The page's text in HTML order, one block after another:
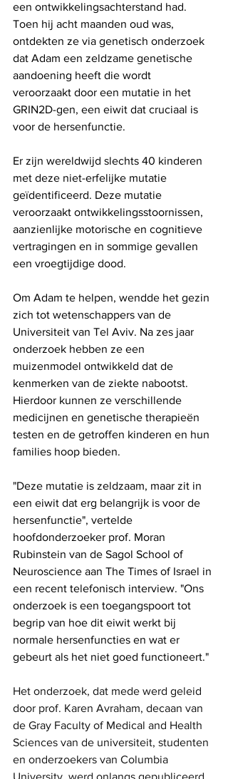
een ontwikkelingsachterstand had.
Toen hij acht maanden oud was,
ontdekten ze via genetisch onderzoek
dat Adam een ​​zeldzame genetische
aandoening heeft die wordt
veroorzaakt door een mutatie in het
GRIN2D-gen, een eiwit dat cruciaal is
voor de hersenfunctie.
Er zijn wereldwijd slechts 40 kinderen
met deze niet-erfelijke mutatie
geïdentificeerd. Deze mutatie
veroorzaakt ontwikkelingsstoornissen,
aanzienlijke motorische en cognitieve
vertragingen en in sommige gevallen
een vroegtijdige dood.
Om Adam te helpen, wendde het gezin
zich tot wetenschappers van de
Universiteit van Tel Aviv. Na zes jaar
onderzoek hebben ze een
muizenmodel ontwikkeld dat de
kenmerken van de ziekte nabootst.
Hierdoor kunnen ze verschillende
medicijnen en genetische therapieën
testen en de getroffen kinderen en hun
families hoop bieden.
"Deze mutatie is zeldzaam, maar zit in
een eiwit dat erg belangrijk is voor de
hersenfunctie", vertelde
hoofdonderzoeker prof. Moran
Rubinstein van de Sagol School of
Neuroscience aan The Times of Israel in
een recent telefonisch interview. "Ons
onderzoek is een toegangspoort tot
begrip van hoe dit eiwit werkt bij
normale hersenfuncties en wat er
gebeurt als het niet goed functioneert."
Het onderzoek, dat mede werd geleid
door prof. Karen Avraham, decaan van
de Gray Faculty of Medical and Health
Sciences van de universiteit, studenten
en onderzoekers van Columbia